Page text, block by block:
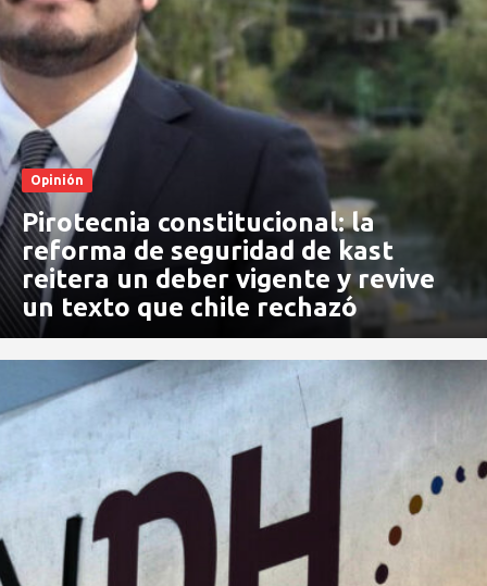
Opinión
Pirotecnia constitucional: la
reforma de seguridad de kast
reitera un deber vigente y revive
un texto que chile rechazó